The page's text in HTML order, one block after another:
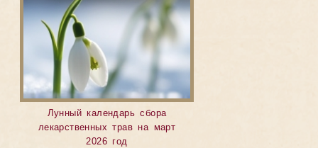
Лунный календарь сбора
лекарственных трав на март
2026 год